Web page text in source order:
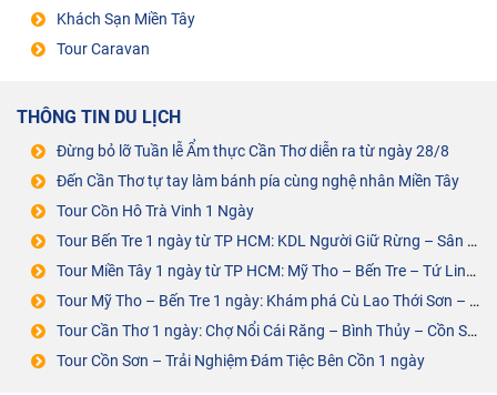
Khách Sạn Miền Tây
Tour Caravan
THÔNG TIN DU LỊCH
Đừng bỏ lỡ Tuần lễ Ẩm thực Cần Thơ diễn ra từ ngày 28/8
Đến Cần Thơ tự tay làm bánh pía cùng nghệ nhân Miền Tây
Tour Cồn Hô Trà Vinh 1 Ngày
Tour Bến Tre 1 ngày từ TP HCM: KDL Người Giữ Rừng – Sân Chim Vàm Hồ
Tour Miền Tây 1 ngày từ TP HCM: Mỹ Tho – Bến Tre – Tứ Linh Cồn
Tour Mỹ Tho – Bến Tre 1 ngày: Khám phá Cù Lao Thới Sơn – Cồn Phụng
Tour Cần Thơ 1 ngày: Chợ Nổi Cái Răng – Bình Thủy – Cồn Sơn – ĐÁM TIỆC BÊN CỒN
Tour Cồn Sơn – Trải Nghiệm Đám Tiệc Bên Cồn 1 ngày